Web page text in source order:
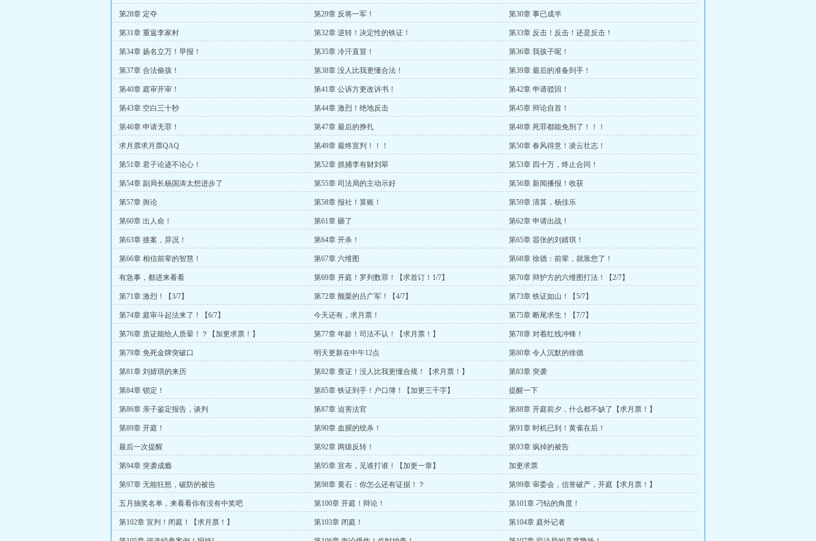
第28章 定夺 第29章 反将一军！ 第30章 事已成半
第31章 重返李家村 第32章 逆转！决定性的铁证！ 第33章 反击！反击！还是反击！
第34章 扬名立万！早报！ 第35章 冷汗直冒！ 第36章 我孩子呢！
第37章 合法偷孩！ 第38章 没人比我更懂合法！ 第39章 最后的准备到手！
第40章 庭审开审！ 第41章 公诉方更改诉书！ 第42章 申请驳回！
第43章 空白三十秒 第44章 激烈！绝地反击 第45章 辩论自首！
第46章 申请无罪！ 第47章 最后的挣扎 第48章 死罪都能免刑了！！！
求月票求月票QAQ 第49章 最终宣判！！！ 第50章 春风得意！凌云壮志！
第51章 君子论迹不论心！ 第52章 抓捕李有财刘翠 第53章 四十万，终止合同！
第54章 副局长杨国涛太想进步了 第55章 司法局的主动示好 第56章 新闻播报！收获
第57章 舆论 第58章 报社！算账！ 第59章 清算，杨佳乐
第60章 出人命！ 第61章 砸了 第62章 申请出战！
第63章 接案，异况！ 第64章 开杀！ 第65章 嚣张的刘婧琪！
第66章 相信前辈的智慧！ 第67章 六维图 第68章 徐德：前辈，就靠您了！
有急事，都进来看看 第69章 开庭！罗列数罪！【求首订！1/7】 第70章 辩护方的六维图打法！【2/7】
第71章 激烈！【3/7】 第72章 颤栗的吕广军！【4/7】 第73章 铁证如山！【5/7】
第74章 庭审斗起法来了！【6/7】 今天还有，求月票！ 第75章 断尾求生！【7/7】
第76章 质证能给人质晕！？【加更求票！】 第77章 年龄！司法不认！【求月票！】 第78章 对着红线冲锋！
第79章 免死金牌突破口 明天更新在中午12点 第80章 令人沉默的徐德
第81章 刘婧琪的来历 第82章 查证！没人比我更懂合规！【求月票！】 第83章 突袭
第84章 锁定！ 第85章 铁证到手！户口簿！【加更三千字】 提醒一下
第86章 亲子鉴定报告，谈判 第87章 迫害法官 第88章 开庭前夕，什么都不缺了【求月票！】
第89章 开庭！ 第90章 血腥的绞杀！ 第91章 时机已到！黄雀在后！
最后一次提醒 第92章 两级反转！ 第93章 疯掉的被告
第94章 突袭成瘾 第95章 宣布，见谁打谁！【加更一章】 加更求票
第97章 无能狂怒，破防的被告 第98章 黄石：你怎么还有证据！？ 第99章 审委会，信誉破产，开庭【求月票！】
五月抽奖名单，来看看你有没有中奖吧 第100章 开庭！辩论！ 第101章 刁钻的角度！
第102章 宣判！闭庭！【求月票！】 第103章 闭庭！ 第104章 庭外记者